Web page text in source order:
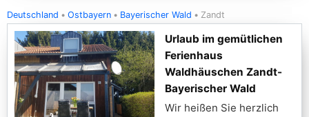
Deutschland Ostbayern Bayerischer Wald Zandt
Urlaub im gemütlichen
Ferienhaus
Waldhäuschen Zandt-
Bayerischer Wald
Wir heißen Sie herzlich